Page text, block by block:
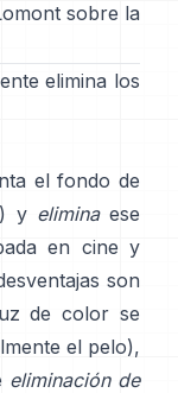
sobre la
elimina los
el fondo de
y eliminaese
en cine y
son
de color se
el pelo),
eliminación de